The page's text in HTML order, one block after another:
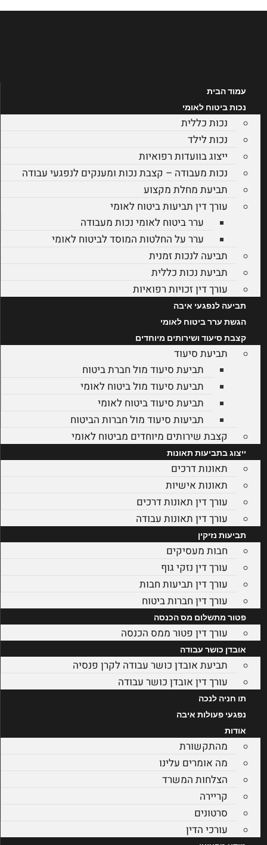
עמוד הבית
נכות ביטוח לאומי
נכות כללית
נכות לילד
ייצוג בוועדות רפואיות
נכות מעבודה – קצבת נכות ומענקים לנפגעי עבודה
תביעת מחלת מקצוע
עורך דין תביעות ביטוח לאומי
ערר ביטוח לאומי נכות מעבודה
ערר על החלטות המוסד לביטוח לאומי
תביעה לנכות זמנית
תביעת נכות כללית
עורך דין זכויות רפואיות
תביעה לנפגעי איבה
הגשת ערר ביטוח לאומי
קצבת סיעוד ושירותים מיוחדים
תביעת סיעוד
תביעת סיעוד מול חברת ביטוח
תביעת סיעוד מול ביטוח לאומי
תביעת סיעוד ביטוח לאומי
תביעות סיעוד מול חברות הביטוח
קצבת שירותים מיוחדים מביטוח לאומי
ייצוג בתביעות תאונות
תאונות דרכים
תאונות אישיות
עורך דין תאונות דרכים
עורך דין תאונות עבודה
תביעות נזיקין
חבות מעסיקים
עורך דין נזקי גוף
עורך דין תביעות חבות
עורך דין חברות ביטוח
פטור מתשלום מס הכנסה
עורך דין פטור ממס הכנסה
אובדן כושר עבודה
תביעת אובדן כושר עבודה לקרן פנסיה
עורך דין אובדן כושר עבודה
תו חניה לנכה
נפגעי פעולות איבה
אודות
מהתקשורת
מה אומרים עלינו
הצלחות המשרד
קריירה
סרטונים
עורכי הדין